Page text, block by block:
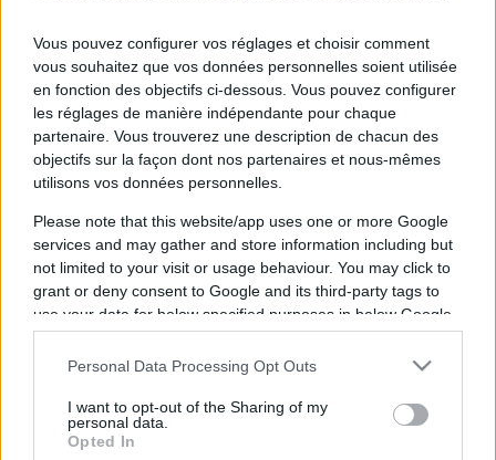
Vous pouvez configurer vos réglages et choisir comment
vous souhaitez que vos données personnelles soient utilisée
en fonction des objectifs ci-dessous. Vous pouvez configurer
les réglages de manière indépendante pour chaque
partenaire. Vous trouverez une description de chacun des
objectifs sur la façon dont nos partenaires et nous-mêmes
utilisons vos données personnelles.
Please note that this website/app uses one or more Google
services and may gather and store information including but
not limited to your visit or usage behaviour. You may click to
grant or deny consent to Google and its third-party tags to
use your data for below specified purposes in below Google
consent section.
Personal Data Processing Opt Outs
I want to opt-out of the Sharing of my
personal data.
Opted In